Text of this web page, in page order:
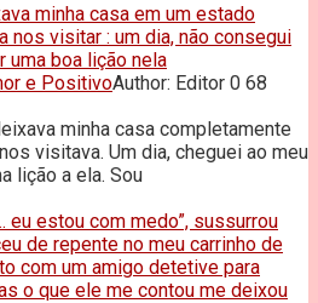
minha casa em um estado
nos visitar : um dia, não consegui
uma boa lição nela
e PositivoAuthor: Editor 0 68
minha casa completamente
visitava. Um dia, cheguei ao meu
lição a ela. Sou
eu estou com medo”, sussurrou
de repente no meu carrinho de
com um amigo detetive para
o que ele me contou me deixou